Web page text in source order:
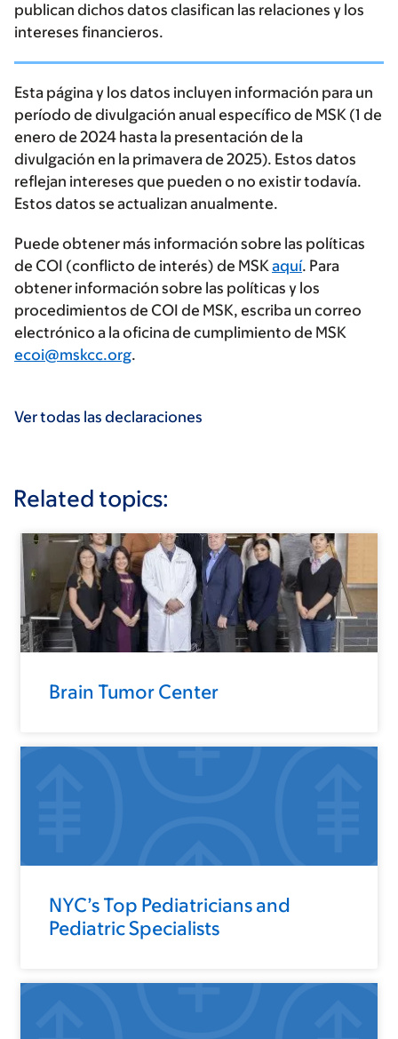
publican dichos datos clasifican las relaciones y los
intereses financieros.
Esta página y los datos incluyen información para un
período de divulgación anual específico de MSK (1 de
enero de 2024 hasta la presentación de la
divulgación en la primavera de 2025). Estos datos
reflejan intereses que pueden o no existir todavía.
Estos datos se actualizan anualmente.
Puede obtener más información sobre las políticas
de COI (conflicto de interés) de MSKaquí. Para
obtener información sobre las políticas y los
procedimientos de COI de MSK, escriba un correo
electrónico a la oficina de cumplimiento de MSK
ecoi@mskcc.org.
Ver todas las declaraciones
Related topics:
Brain Tumor Center
NYC’s Top Pediatricians and
Pediatric Specialists